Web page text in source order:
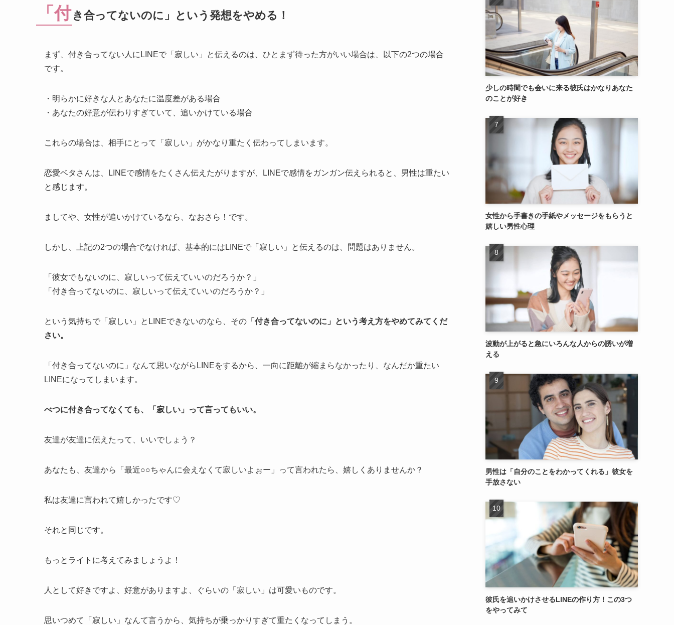
「付 き合ってないのに」という発想をやめる！
まず、付き合ってない人にLINEで「寂しい」と伝えるのは、ひとまず待った方がいい場合は、以下の2つの場合
です。
・明らかに好きな人とあなたに温度差がある場合
・あなたの好意が伝わりすぎていて、追いかけている場合
これらの場合は、相手にとって「寂しい」がかなり重たく伝わってしまいます。
恋愛ベタさんは、LINEで感情をたくさん伝えたがりますが、LINEで感情をガンガン伝えられると、男性は重たい
と感じます。
ましてや、女性が追いかけているなら、なおさら！です。
しかし、上記の2つの場合でなければ、基本的にはLINEで「寂しい」と伝えるのは、問題はありません。
「彼女でもないのに、寂しいって伝えていいのだろうか？」
「付き合ってないのに、寂しいって伝えていいのだろうか？」
という気持ちで「寂しい」とLINEできないのなら、その 「付き合ってないのに」という考え方をやめてみてくだ
さい。
「付き合ってないのに」なんて思いながらLINEをするから、一向に距離が縮まらなかったり、なんだか重たい
LINEになってしまいます。
べつに付き合ってなくても、「寂しい」って言ってもいい。
友達が友達に伝えたって、いいでしょう？
あなたも、友達から「最近○○ちゃんに会えなくて寂しいよぉー」って言われたら、嬉しくありませんか？
私は友達に言われて嬉しかったです♡
それと同じです。
もっとライトに考えてみましょうよ！
人として好きですよ、好意がありますよ、ぐらいの「寂しい」は可愛いものです。
思いつめて「寂しい」なんて言うから、気持ちが乗っかりすぎて重たくなってしまう。
少しの時間でも会いに来る彼氏はかなりあなた
のことが好き
女性から手書きの手紙やメッセージをもらうと
嬉しい男性心理
波動が上がると急にいろんな人からの誘いが増
える
男性は「自分のことをわかってくれる」彼女を
手放さない
彼氏を追いかけさせるLINEの作り方！この3つ
をやってみて